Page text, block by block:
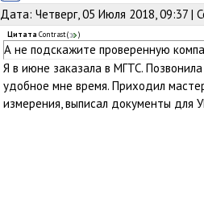
Дата: Четверг, 05 Июля 2018, 09:37 |
Цитата Contrast( )
А не подскажите проверенную
Я в июне заказала в МГТС.
удобное мне время. Приходил
измерения, выписал документы для